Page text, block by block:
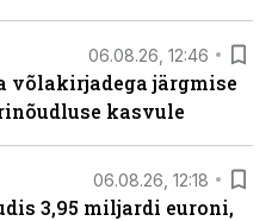
06.08.26, 12:46
võlakirjadega järgmise
kasvule
06.08.26, 12:18
3,95 miljardi euroni,